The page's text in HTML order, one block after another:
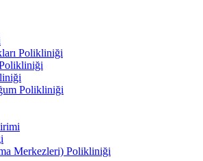
Polikliniği
Polikliniği
Merkezleri) Polikliniği